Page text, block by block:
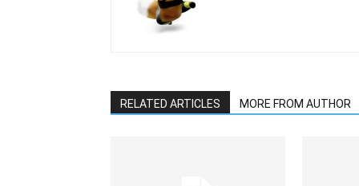
RELATED ARTICLES MORE FROM AUTHOR